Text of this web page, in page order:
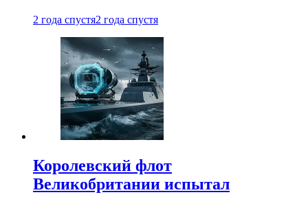
2 года спустя2 года спустя
Королевский флот
Великобритании испытал